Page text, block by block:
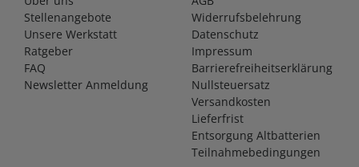
Stellenangebote
Unsere Werkstatt
Ratgeber
FAQ
Newsletter Anmeldung
Widerrufsbelehrung
Datenschutz
Impressum
Barrierefreiheitserklärung
Nullsteuersatz
Versandkosten
Lieferfrist
Entsorgung Altbatterien
Teilnahmebedingungen